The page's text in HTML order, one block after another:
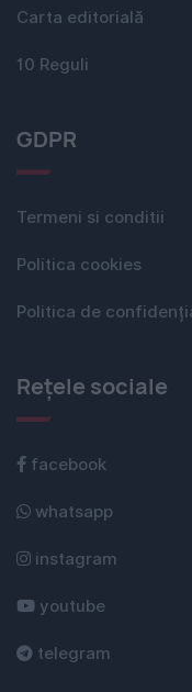
Carta editorială
10 Reguli
GDPR
Termeni si conditii
Politica cookies
Politica de
Rețele sociale
facebook
whatsapp
instagram
youtube
telegram